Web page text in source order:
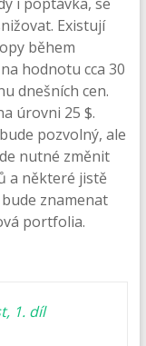
Existují
během
hodnotu cca 30
dnešních cen.
úrovni 25 $.
pozvolný, ale
nutné změnit
a některé jistě
znamenat
portfolia.
1. díl